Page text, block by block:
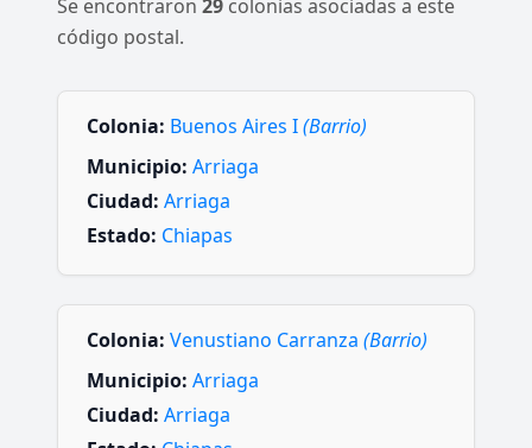
Se encontraron 29 colonias asociadas a este
código postal.
Colonia: Buenos Aires I(Barrio)
Municipio: Arriaga
Ciudad: Arriaga
Estado: Chiapas
Colonia: Venustiano Carranza (Barrio)
Municipio: Arriaga
Ciudad: Arriaga